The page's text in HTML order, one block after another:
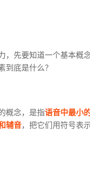
，先要知道一个基本
到底是什么？
概念，是指语音中最小
辅音，把它们用符号表